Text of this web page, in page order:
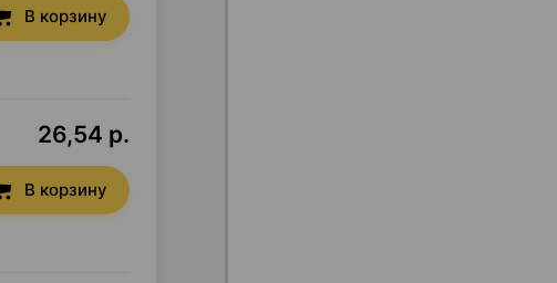
В корзину
26,54 р.
В корзину